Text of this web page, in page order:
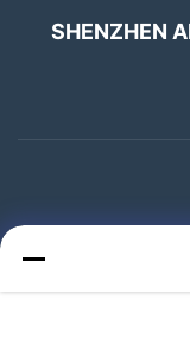
SHENZHEN